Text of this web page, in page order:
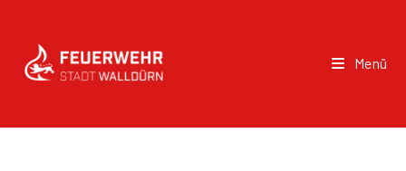
Menü